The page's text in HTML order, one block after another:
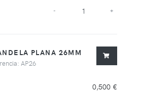
- +
PLANA 26MM
AP26
0,500 €